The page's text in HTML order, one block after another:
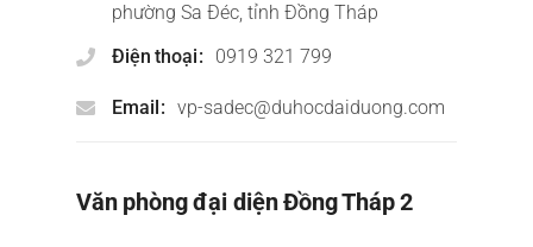
phường Sa Đéc, tỉnh Đồng Tháp
Điện thoại
0919 321 799
Email vp-sadec@duhocdaiduong.com
Văn phòng đại diện Đồng Tháp 2